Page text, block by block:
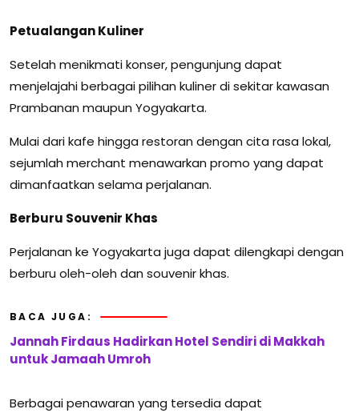
Petualangan Kuliner
Setelah menikmati konser, pengunjung dapat
menjelajahi berbagai pilihan kuliner di sekitar kawasan
Prambanan maupun Yogyakarta.
Mulai dari kafe hingga restoran dengan cita rasa lokal,
sejumlah merchant menawarkan promo yang dapat
dimanfaatkan selama perjalanan.
Berburu Souvenir Khas
Perjalanan ke Yogyakarta juga dapat dilengkapi dengan
berburu oleh-oleh dan souvenir khas.
BACA JUGA:
Jannah Firdaus Hadirkan Hotel Sendiri di Makkah
untuk Jamaah Umroh
Berbagai penawaran yang tersedia dapat